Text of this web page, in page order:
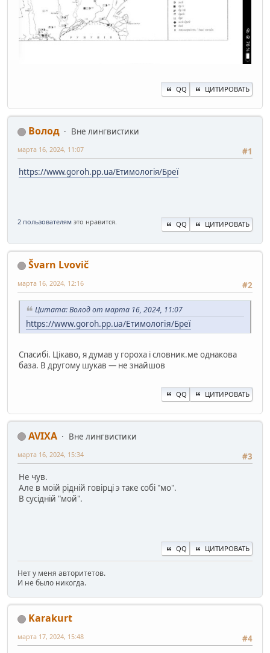
QQ ЦИТИРОВАТЬ
Волод
Вне лингвистики
#1
марта 16, 2024, 11:07
https://www.goroh.pp.ua/Етимологія/Бреї
2 пользователям это нравится. QQ ЦИТИРОВАТЬ
Švarn Lvovič
#2
марта 16, 2024, 12:16
Цитата: Волод от марта 16, 2024, 11:07
https://www.goroh.pp.ua/Етимологія/Бреї
Спасибі. Цікаво, я думав у гороха і словник.ме однакова
база. В другому шукав — не знайшов
QQ ЦИТИРОВАТЬ
AVIXA
Вне лингвистики
#3
марта 16, 2024, 15:34
Не чув.
Але в моiй рiднiй говiрцi э таке собi "мо".
В сусiднiй "мой".
QQ ЦИТИРОВАТЬ
Нет у меня авторитетов.
И не было никогда.
Karakurt
#4
марта 17, 2024, 15:48